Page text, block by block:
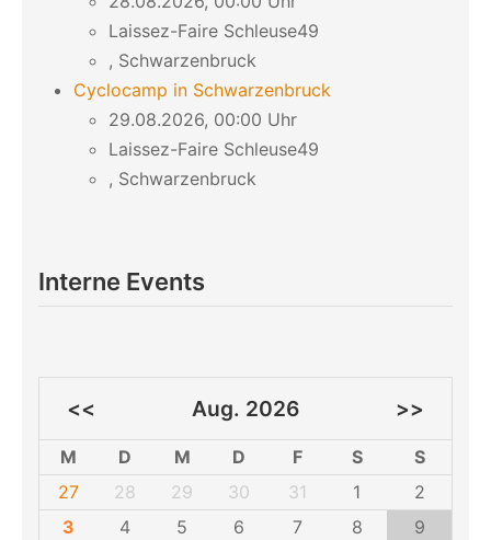
Laissez-Faire Schleuse49
, Schwarzenbruck
Cyclocamp in Schwarzenbruck
29.08.2026, 00:00 Uhr
Laissez-Faire Schleuse49
, Schwarzenbruck
Interne Events
<< Aug. 2026 >>
M D M D F S
S
27
28 29 30 31 1
2
3
4 5 6 7 8
9